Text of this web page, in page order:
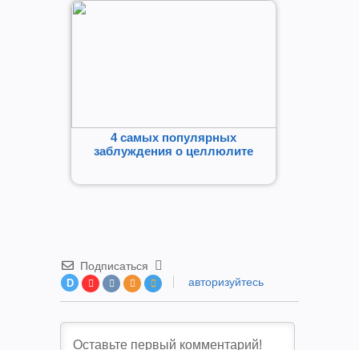
4 самых популярных
заблуждения о целлюлите
Подписаться
D авторизуйтесь